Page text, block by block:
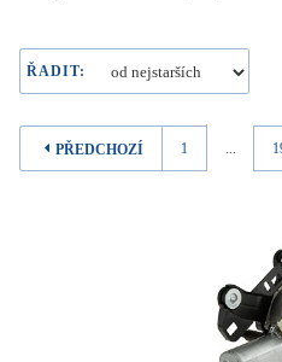
ŘADIT:
PŘEDCHOZÍ 1 ...